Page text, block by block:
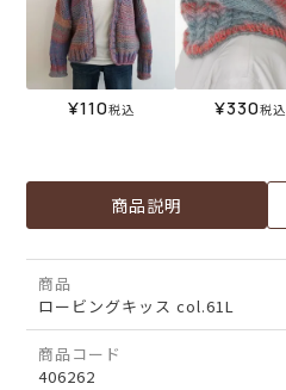
¥110税込 ¥330税込
商品説明
商品
ロービングキッス col.61L
商品コード
406262